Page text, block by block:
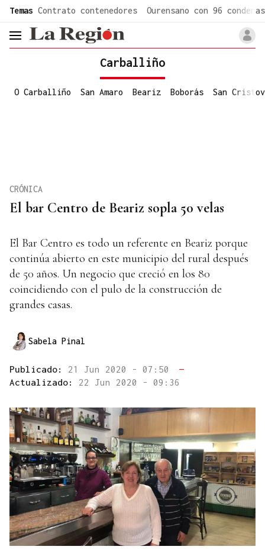
Temas Contrato contenedores Ourensano con 96 condenas
header.menu.open
Carballiño
O Carballiño San Amaro Beariz Boborás San
El bar Centro de Beariz sopla 50 velas
CRÓNICA
El Bar Centro es todo un referente en Beariz porque
continúa abierto en este municipio del rural después
de 50 años. Un negocio que creció en los 80
coincidiendo con el pulo de la construcción de
grandes casas.
Sabela Pinal
Publicado: 21 Jun 2020 - 07:50
—
Actualizado: 22 Jun 2020 - 09:36